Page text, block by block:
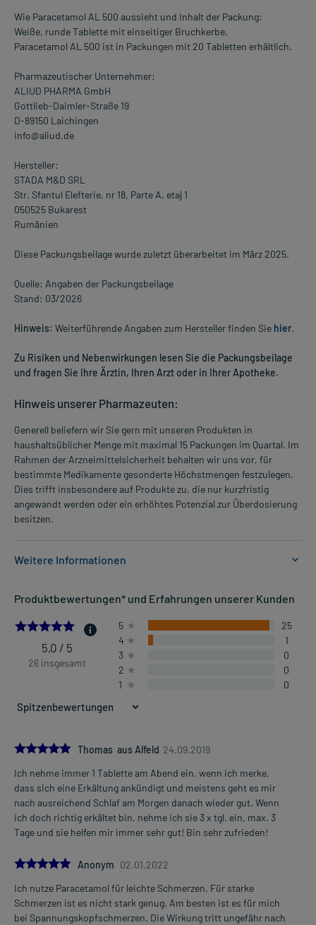
Wie Paracetamol AL 500 aussieht und Inhalt der Packung:
Weiße, runde Tablette mit einseitiger Bruchkerbe.
Paracetamol AL 500 ist in Packungen mit 20 Tabletten erhältlich.
Pharmazeutischer Unternehmer:
ALIUD PHARMA GmbH
Gottlieb-Daimler-Straße 19
D-89150 Laichingen
info@aliud.de
Hersteller:
STADA M&D SRL
Str. Sfantul Elefterie, nr 18, Parte A, etaj 1
050525 Bukarest
Rumänien
Diese Packungsbeilage wurde zuletzt überarbeitet im März 2025.
Quelle: Angaben der Packungsbeilage
Stand: 03/2026
Hinweis: Weiterführende Angaben zum Hersteller finden Sie hier.
Zu Risiken und Nebenwirkungen lesen Sie die Packungsbeilage
und fragen Sie Ihre Ärztin, Ihren Arzt oder in Ihrer Apotheke.
Hinweis unserer Pharmazeuten:
Generell beliefern wir Sie gern mit unseren Produkten in
haushaltsüblicher Menge mit maximal 15 Packungen im Quartal. Im
Rahmen der Arzneimittelsicherheit behalten wir uns vor, für
bestimmte Medikamente gesonderte Höchstmengen festzulegen.
Dies trifft insbesondere auf Produkte zu, die nur kurzfristig
angewandt werden oder ein erhöhtes Potenzial zur Überdosierung
besitzen.
Weitere Informationen
- Leichte bis mäßig starke Schmerzen, wie:
- Regelschmerzen
- Zahnschmerzen
- Fieber
Dosierung und Anwendungshinweise:
Kinder von 4-8 Jahren mit 17-25 kg Körpergewicht
1-4 mal täglich
Kinder von 8-11 Jahren mit 26-32 kg Körpergewicht
1/2 Tablette
1-6 mal täglich (max. 3 Tabletten pro Tag)
im Abstand von 4-6 Stunden, unabhängig von der Mahlzeit
Kinder von 11-12 Jahren mit 33-43 kg Körpergewicht
1-4 mal täglich
im Abstand von 6 Stunden, unabhängig von der Mahlzeit
Mehr anzeigen
Produktbewertungen* und Erfahrungen unserer Kunden
4.961538461538462
5,0 / 5
26 insgesamt
5
25
4
1
3
0
2
0
1
0
5.0
Thomas aus Alfeld 24.09.2019
Ich nehme immer 1 Tablette am Abend ein, wenn ich merke,
dass sich eine Erkältung ankündigt und meistens geht es mir
nach ausreichend Schlaf am Morgen danach wieder gut. Wenn
ich doch richtig erkältet bin, nehme ich sie 3 x tgl. ein, max. 3
Tage und sie helfen mir immer sehr gut! Bin sehr zufrieden!
5.0Anonym 02.01.2022
Ich nutze Paracetamol für leichte Schmerzen. Für starke
Schmerzen ist es nicht stark genug. Am besten ist es für mich
bei Spannungskopfschmerzen. Die Wirkung tritt ungefähr nach